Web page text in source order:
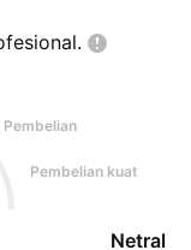
Pembelian
Pembelian kuat
Netral